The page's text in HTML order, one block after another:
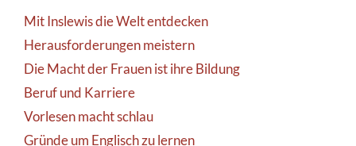
Mit Inslewis die Welt entdecken
Herausforderungen meistern
Die Macht der Frauen ist ihre Bildung
Beruf und Karriere
Vorlesen macht schlau
Gründe um Englisch zu lernen